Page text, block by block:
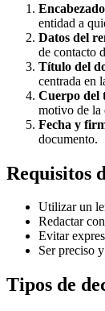
entidad a
Datos del
de contacto
Título del
centrada en
Cuerpo del
motivo de la
Fecha y
documento.
Requisitos
Utilizar un
Redactar
Evitar
Ser preciso
Tipos de